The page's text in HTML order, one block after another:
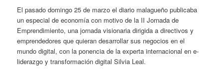
El pasado domingo 25 de marzo el diario malagueño publicaba
un especial de economía con motivo de la II Jornada de
Emprendimiento, una jornada visionaria dirigida a directivos y
emprendedores que quieran desarrollar sus negocios en el
mundo digital, con la ponencia de la experta internacional en e-
liderazgo y transformación digital Silvia Leal.